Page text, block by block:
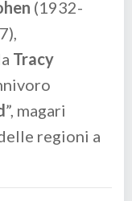
(1932-
Tracy
”, magari
regioni a